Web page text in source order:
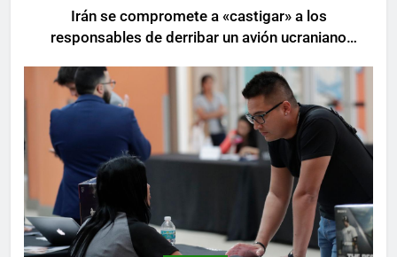
Irán se compromete a «castigar» a los
responsables de derribar un avión ucraniano